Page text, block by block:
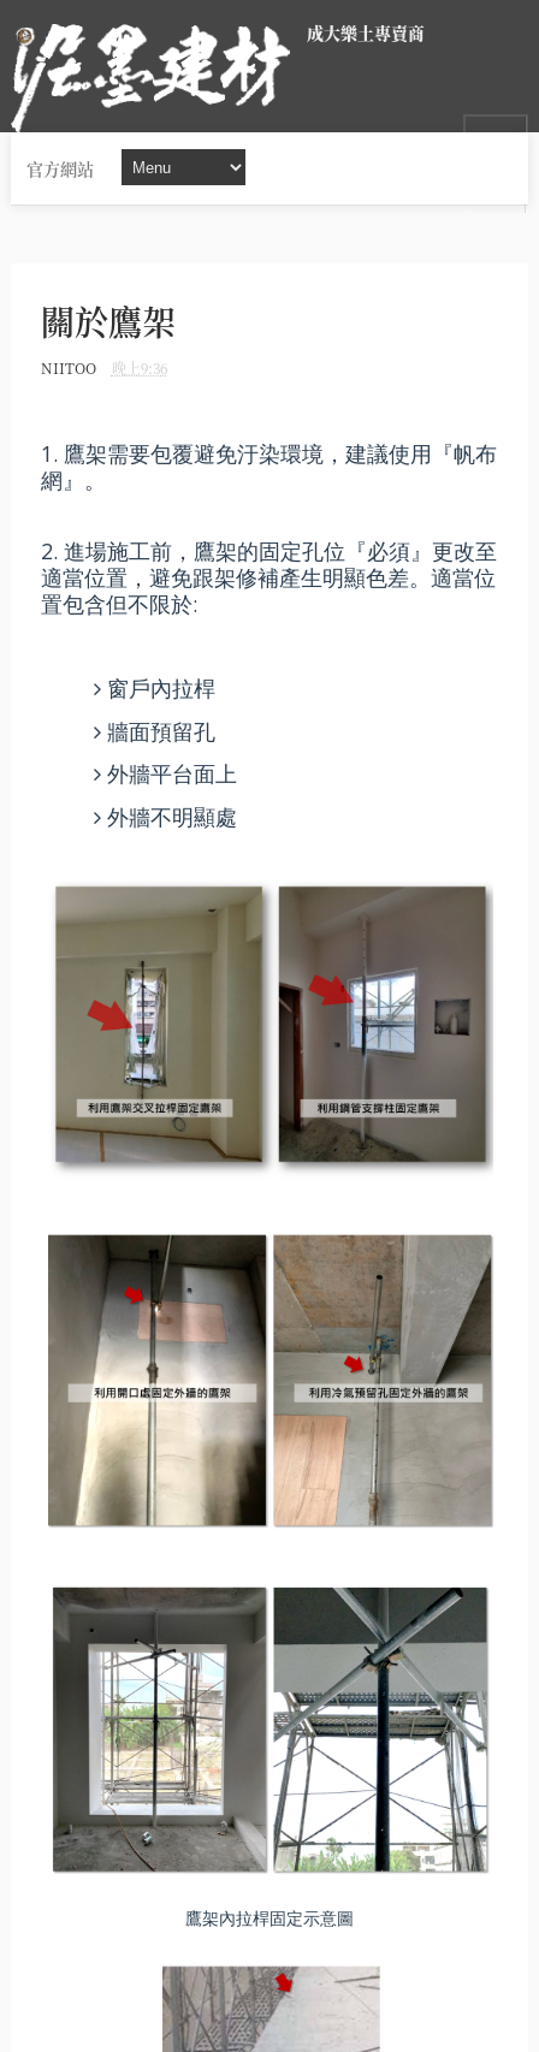
成大樂土專賣商
官方網站
關於鷹架
NIITOO 晚上9:36
1. 鷹架需要包覆避免汙染環境，建議使用『帆布
網』。
2. 進場施工前，鷹架的固定孔位『必須』更改至
適當位置，避免跟架修補產生明顯色差。適當位
置包含但不限於:
窗戶內拉桿
牆面預留孔
外牆平台面上
外牆不明顯處
鷹架內拉桿固定示意圖